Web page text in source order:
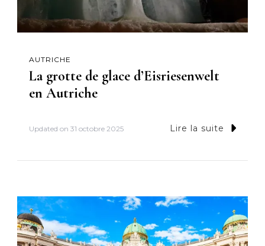
AUTRICHE
La grotte de glace d’Eisriesenwelt
en Autriche
Updated on 31 octobre 2025 Lire la suite